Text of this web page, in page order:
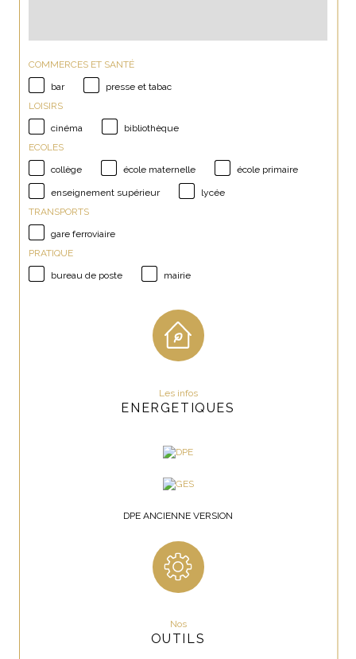
Les infos
ENERGETIQUES
DPE ANCIENNE VERSION
Nos
OUTILS
COMMERCES ET SANTÉ
bar
presse et tabac
LOISIRS
cinéma
bibliothèque
ECOLES
collège
école maternelle école primaire
enseignement supérieur
lycée
TRANSPORTS
gare ferroviaire
PRATIQUE
bureau de poste
mairie